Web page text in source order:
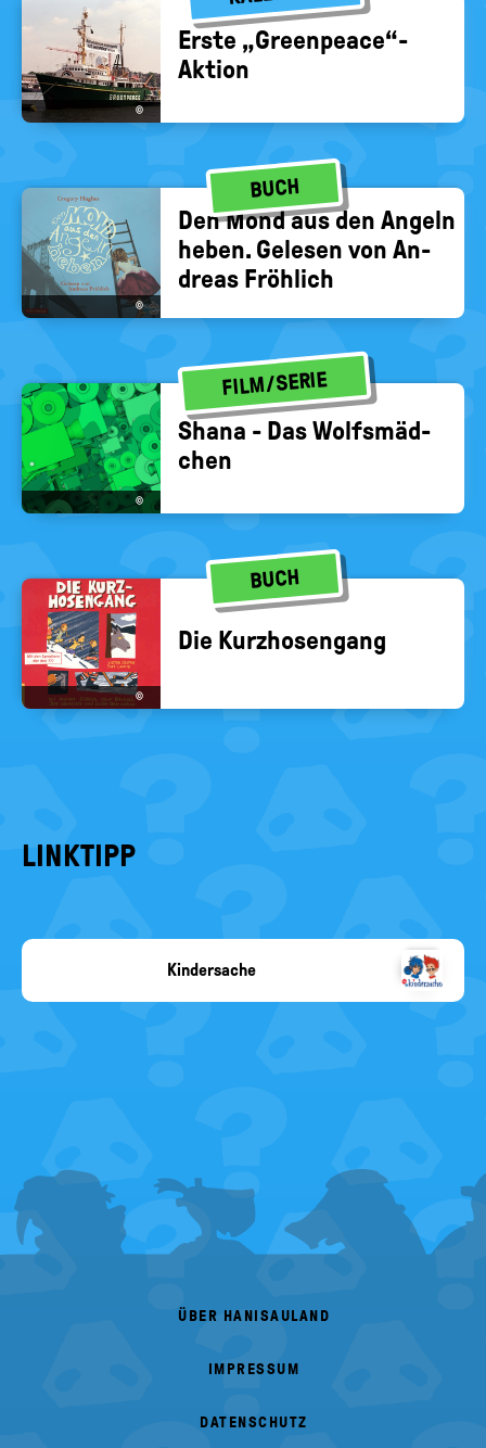
©
Erste „Green­peace“-​
Aktion
BUCH
©
Den Mond aus den An­geln
heben. Ge­le­sen von An­
dre­as Fröh­lich
FILM/SERIE
©
Shana - Das Wolfs­mäd­
chen
BUCH
©
Die Kurz­ho­sen­gang
LINKTIPP
Kindersache
FOOTER
MENU
ÜBER HANISAULAND
IMPRESSUM
DATENSCHUTZ